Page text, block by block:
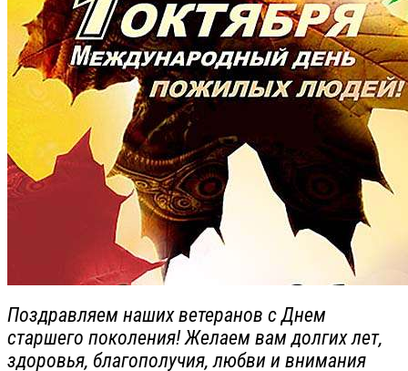
Поздравляем наших ветеранов с Днем
старшего поколения! Желаем вам долгих лет,
здоровья, благополучия, любви и внимания